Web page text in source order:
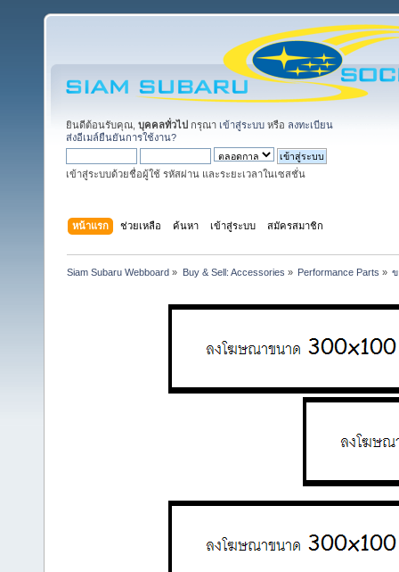
ยินดีต้อนรับคุณ, บุคคลทั่วไป กรุณา เข้าสู่ระบบ หรือ ลงทะเบียน
ส่งอีเมล์ยืนยันการใช้งาน?
เข้าสู่ระบบด้วยชื่อผู้ใช้ รหัสผ่าน และระยะเวลาในเซสชั่น
หน้าแรก ช่วยเหลือ ค้นหา เข้าสู่ระบบ สมัครสมาชิก
Siam Subaru Webboard » Buy & Sell: Accessories » Performance Parts » ข